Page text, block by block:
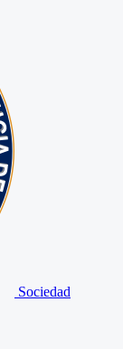
Sociedad